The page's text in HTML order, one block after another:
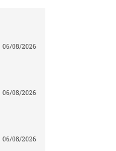
06/08/2026
06/08/2026
06/08/2026